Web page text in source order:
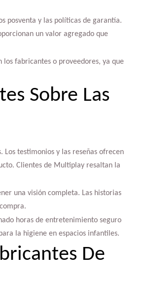
posventa y las políticas de garantía.
un valor agregado que
fabricantes o proveedores, ya que
Sobre Las
Los testimonios y las reseñas ofrecen
Clientes de Multiplay resaltan la
una visión completa. Las historias
horas de entretenimiento seguro
la higiene en espacios infantiles.
De